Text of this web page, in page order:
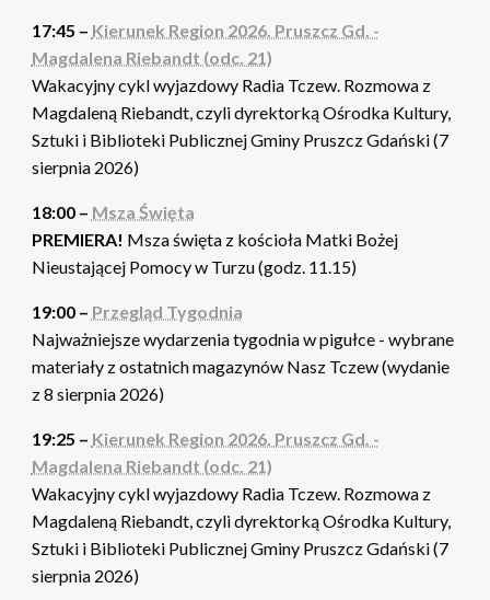
17:45 – Kierunek Region 2026. Pruszcz Gd. -
Magdalena Riebandt (odc. 21)
Wakacyjny cykl wyjazdowy Radia Tczew. Rozmowa z
Magdaleną Riebandt, czyli dyrektorką Ośrodka Kultury,
Sztuki i Biblioteki Publicznej Gminy Pruszcz Gdański (7
sierpnia 2026)
18:00 – Msza Święta
PREMIERA! Msza święta z kościoła Matki Bożej
Nieustającej Pomocy w Turzu (godz. 11.15)
19:00 – Przegląd Tygodnia
Najważniejsze wydarzenia tygodnia w pigułce - wybrane
materiały z ostatnich magazynów Nasz Tczew (wydanie
z 8 sierpnia 2026)
19:25 – Kierunek Region 2026. Pruszcz Gd. -
Magdalena Riebandt (odc. 21)
Wakacyjny cykl wyjazdowy Radia Tczew. Rozmowa z
Magdaleną Riebandt, czyli dyrektorką Ośrodka Kultury,
Sztuki i Biblioteki Publicznej Gminy Pruszcz Gdański (7
sierpnia 2026)